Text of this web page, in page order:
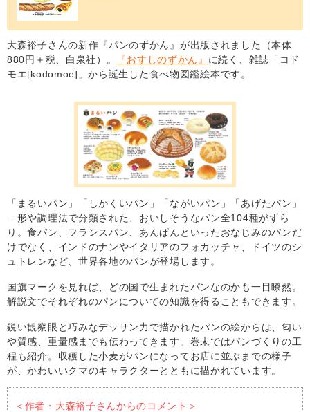
大森裕子さんの新作『パンのずかん』が出版されました（本体
880円＋税、白泉社）。
『おすしのずかん』 に続く、雑誌「コド
モエ[kodomoe]」から誕生した食べ物図鑑絵本です。
「まるいパン」「しかくいパン」「ながいパン」「あげたパン」
…形や調理法で分類された、おいしそうなパン全104種がずら
り。食パン、フランスパン、あんぱんといったおなじみのパンだ
けでなく、インドのナンやイタリアのフォカッチャ、ドイツのシ
ュトレンなど、世界各地のパンが登場します。
国旗マークを見れば、どの国で生まれたパンなのかも一目瞭然。
解説文でそれぞれのパンについての知識を得ることもできます。
鋭い観察眼と巧みなデッサン力で描かれたパンの絵からは、匂い
や質感、重量感までも伝わってきます。巻末ではパンづくりの工
程も紹介。収穫した小麦がパンになってお店に並ぶまでの様子
が、かわいいクマのキャラクターとともに描かれています。
＜作者・大森裕子さんからのコメント＞